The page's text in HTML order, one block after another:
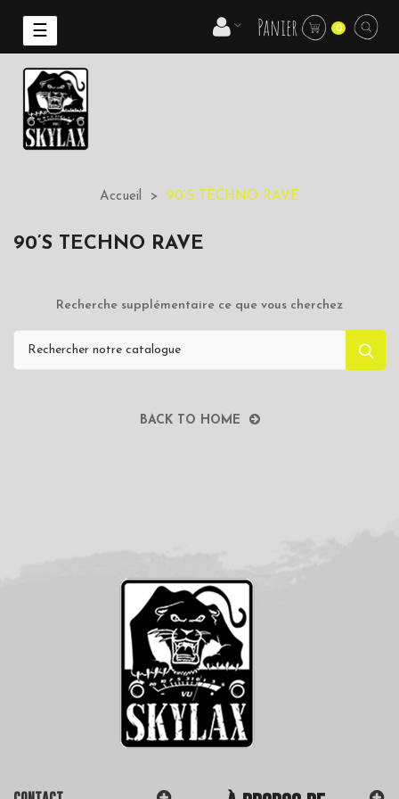
Basculer
la
navigation
☰ Panier 0
Accueil 90’S TECHNO RAVE
90’S TECHNO RAVE
Recherche supplémentaire ce que vous cherchez
BACK TO HOME